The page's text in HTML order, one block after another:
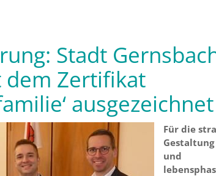
Stadt
Zertifikat
ausgezeichnet
Für die
und